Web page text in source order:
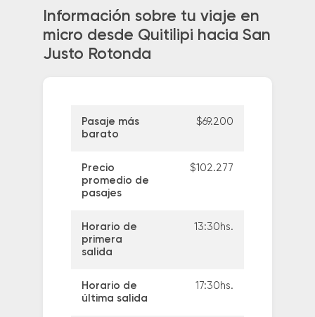
Información sobre tu viaje en
micro desde Quitilipi hacia San
Justo Rotonda
Pasaje más
barato
$69.200
Precio
promedio de
pasajes
$102.277
Horario de
primera
salida
13:30hs.
Horario de
última salida
17:30hs.